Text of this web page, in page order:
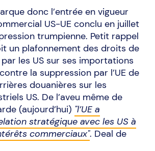
donc l’entrée en vigueur
US-UE conclu en juillet
trumpienne. Petit rappel
un plafonnement des droits de
par les US sur ses importations
la suppression par l’UE de
douanières sur les
US. De l’aveu même de
(aujourd’hui) "l’UE a
stratégique avec les US à
commerciaux". Deal de